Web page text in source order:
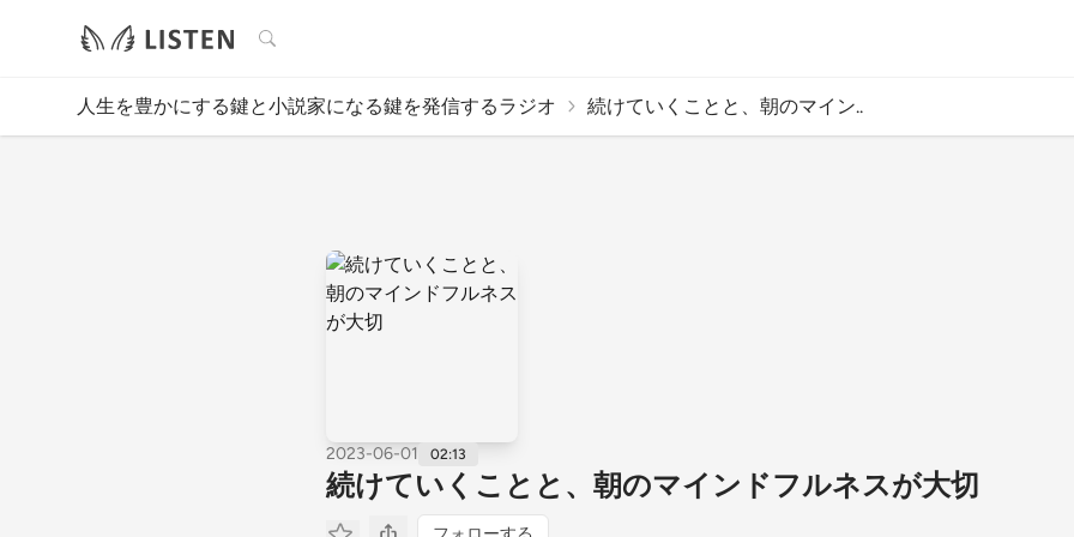
検索
人生を豊かにする鍵と小説家になる鍵を発信するラジオ 続けていくことと、朝のマイン..
2023-06-01 02:13
続けていくことと、朝のマインドフルネスが大切